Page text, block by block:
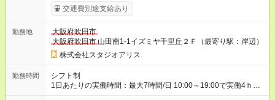
交通費もしっかり支給（月1万5000円まで） 【時給UPのチャン
スもたくさん！やりがいも◎】 頑張りはちゃ～んと時給に反映
含む）のシフトインで 「準社員」に！⇒ 時給30円UP！ 《チャ
ンス２》社内資格をGETすると… 年2回の昇格審査クリアで、
専門スキルをGET！⇒ 時給100円以上UPも夢じゃない！ 【急な
出費も怖くない♪前給制度あり】 「今月ピンチかも…」そんな時
も大丈夫！ 働いた分のお給料の一部を、 給料日前に受け取れる
嬉しい制度です。 【試用期間】試用期間あり 試用期間の長さ：
交通費別途支給あり
勤務地
大阪府吹田市
大阪府吹田市 山田南1-1イズミヤ千里丘２Ｆ（最寄り駅：岸辺）
株式会社スタジオアリス
勤務時間
シフト制
1日あたりの実働時間：最大7時間/日 10:00～19:00で実働4ｈ～
◆週2日～・1日4ｈ～OK ◆土日祝勤務できる方歓迎